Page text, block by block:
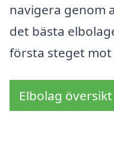
navigera genom
det bästa
första steget
Elbolag översikt